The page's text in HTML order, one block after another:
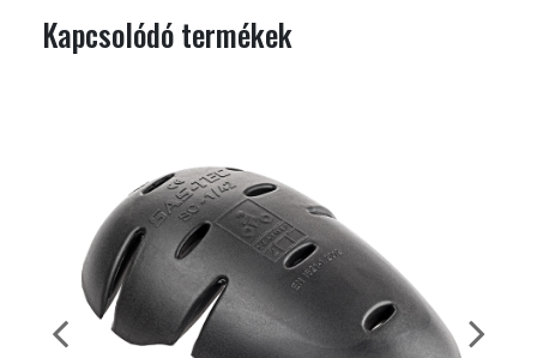
Kapcsolódó termékek